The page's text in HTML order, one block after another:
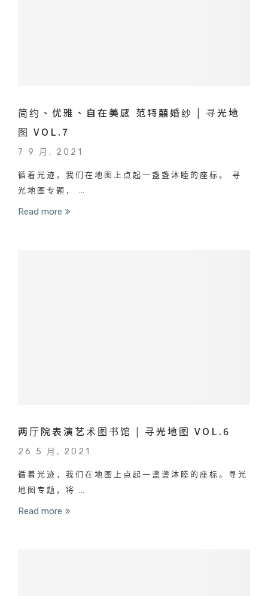
简约、优雅、自在美感 范特囍婚纱 | 寻光地
图 VOL.7
7 9 月, 2021
循着光迹，我们在地图上点起一盏盏沐睦的座标。 寻
光地图专题， …
Read more
两厅院表演艺术图书馆 | 寻光地图 VOL.6
26 5 月, 2021
循着光迹，我们在地图上点起一盏盏沐睦的座标。寻光
地图专题，将 …
Read more